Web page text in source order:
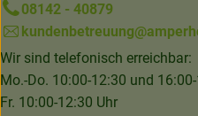
08142 - 40879
Wir sind telefonisch erreichbar:
Mo.-Do. 10:00-12:30 und
Fr. 10:00-12:30 Uhr